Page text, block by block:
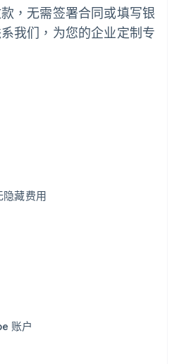
，无需签署合同或填写银
我们，为您的企业定制专
藏费用
账户
English